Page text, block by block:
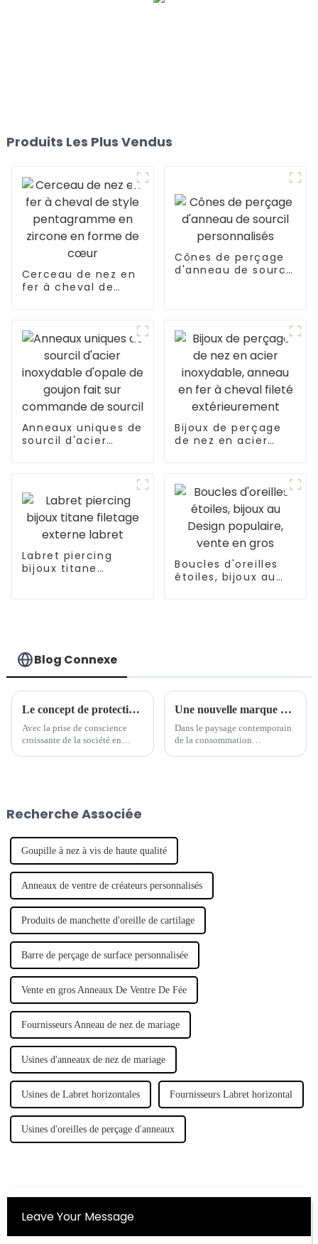
Produits Les Plus Vendus
Cerceau de nez en
fer à cheval de
Cônes de perçage
d'anneau de sourcil
Anneaux uniques de
sourcil d'acier
sourcil
Bijoux de perçage
de nez en acier
extérieurement
Labret piercing
bijoux titane
Boucles d'oreilles
étoiles, bijoux au
Blog Connexe
Le concept de protection de l'environnement est devenu une nouvelle tendance dans l'industrie des bijoux de piercing.
Avec la prise de conscience
croissante de la société en
le concept de développement
Une nouvelle marque de piercings mène la tendance des bijoux
Dans le paysage contemporain
de la consommation
Recherche Associée
Goupille à nez à vis de haute qualité
Anneaux de ventre de créateurs personnalisés
Produits de manchette d'oreille de cartilage
Barre de perçage de surface personnalisée
Vente en gros Anneaux De Ventre De Fée
Fournisseurs Anneau de nez de mariage
Usines d'anneaux de nez de mariage
Usines de Labret horizontales Fournisseurs Labret horizontal
Usines d'oreilles de perçage d'anneaux
Leave Your Message